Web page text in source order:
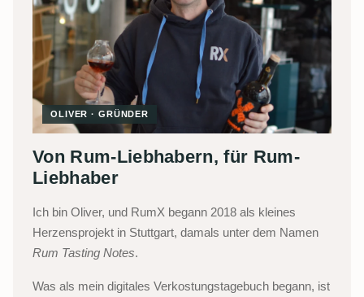
OLIVER · GRÜNDER
Von Rum-Liebhabern, für Rum-
Liebhaber
Ich bin Oliver, und RumX begann 2018 als kleines
Herzensprojekt in Stuttgart, damals unter dem Namen
Rum Tasting Notes.
Was als mein digitales Verkostungstagebuch begann, ist